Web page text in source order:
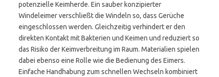
potenzielle Keimherde. Ein sauber konzipierter
Windeleimer verschließt die Windeln so, dass Gerüche
eingeschlossen werden. Gleichzeitig verhindert er den
direkten Kontakt mit Bakterien und Keimen und reduziert so
das Risiko der Keimverbreitung im Raum. Materialien spielen
dabei ebenso eine Rolle wie die Bedienung des Eimers.
Einfache Handhabung zum schnellen Wechseln kombiniert